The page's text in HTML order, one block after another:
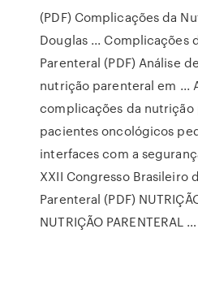
(PDF) Complicações da
Douglas ... Complicações
Parenteral (PDF) Análise
nutrição parenteral em ...
complicações da nutrição
pacientes oncológicos
interfaces com a
XXII Congresso Brasileiro
Parenteral (PDF)
NUTRIÇÃO PARENTERAL …